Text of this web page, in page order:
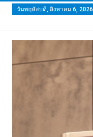
วันพฤหัสบดี, สิงหาคม 6, 2026